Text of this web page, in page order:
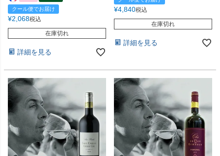
クール便でお届け
¥2,068税込
在庫切れ
詳細を見る
¥4,840税込
在庫切れ
詳細を見る